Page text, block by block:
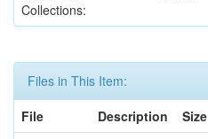
Collections:
Files in This Item:
File
Description Size